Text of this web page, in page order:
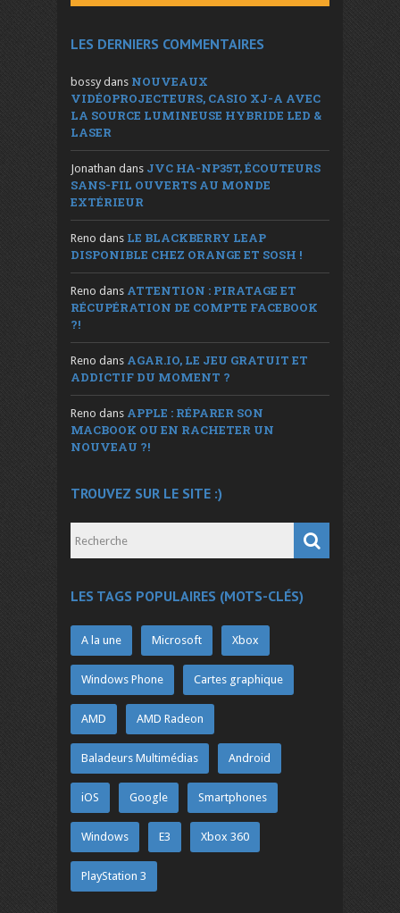
LES DERNIERS COMMENTAIRES
bossy dans NOUVEAUX
VIDÉOPROJECTEURS, CASIO XJ-A AVEC
LA SOURCE LUMINEUSE HYBRIDE LED &
LASER
Jonathan dans JVC HA-NP35T, ÉCOUTEURS
SANS-FIL OUVERTS AU MONDE
EXTÉRIEUR
Reno dans LE BLACKBERRY LEAP
DISPONIBLE CHEZ ORANGE ET SOSH !
Reno dans ATTENTION : PIRATAGE ET
RÉCUPÉRATION DE COMPTE FACEBOOK
?!
Reno dans AGAR.IO, LE JEU GRATUIT ET
ADDICTIF DU MOMENT ?
Reno dans APPLE : RÉPARER SON
MACBOOK OU EN RACHETER UN
NOUVEAU ?!
TROUVEZ SUR LE SITE :)
LES TAGS POPULAIRES (MOTS-CLÉS)
A la une Microsoft Xbox
Windows Phone Cartes graphique
AMD AMD Radeon
Baladeurs Multimédias Android
iOS Google Smartphones
Windows E3 Xbox 360
PlayStation 3